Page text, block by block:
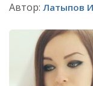
Автор: Латыпов